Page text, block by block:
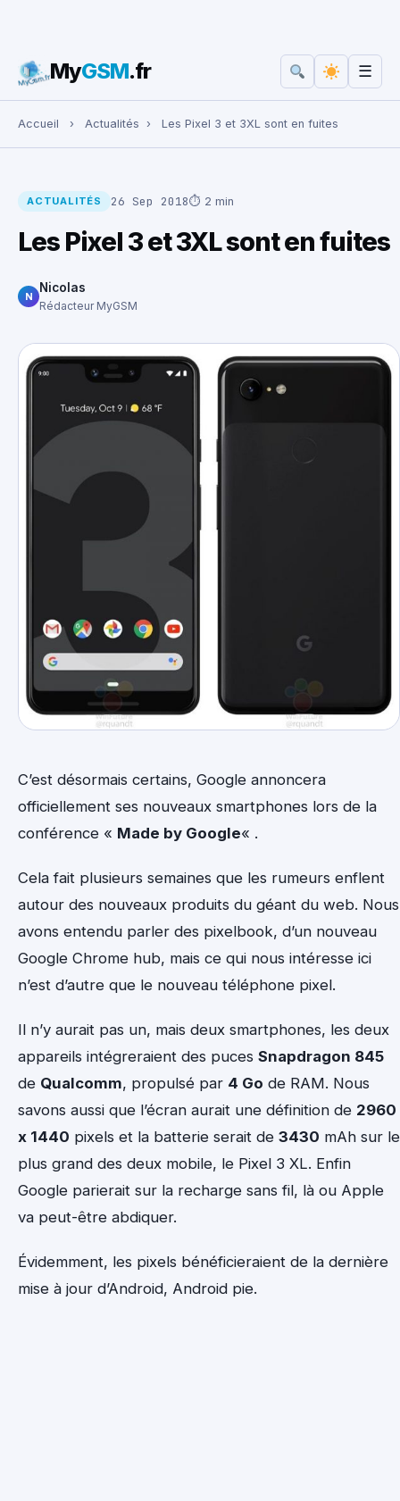
Rechercher :
MyGSM.fr ☰
Accueil › Actualités › Les Pixel 3 et 3XL sont en fuites
ACTUALITÉS 26 Sep 2018⏱ 2 min
Les Pixel 3 et 3XL sont en fuites
N
Nicolas
Rédacteur MyGSM
C’est désormais certains, Google annoncera
officiellement ses nouveaux smartphones lors de la
conférence « Made by Google« .
Cela fait plusieurs semaines que les rumeurs enflent
autour des nouveaux produits du géant du web. Nous
avons entendu parler des pixelbook, d’un nouveau
Google Chrome hub, mais ce qui nous intéresse ici
n’est d’autre que le nouveau téléphone pixel.
Il n’y aurait pas un, mais deux smartphones, les deux
appareils intégreraient des puces Snapdragon 845
de Qualcomm, propulsé par 4 Go de RAM. Nous
savons aussi que l’écran aurait une définition de 2960
x 1440 pixels et la batterie serait de 3430 mAh sur le
plus grand des deux mobile, le Pixel 3 XL. Enfin
Google parierait sur la recharge sans fil, là ou Apple
va peut-être abdiquer.
Évidemment, les pixels bénéficieraient de la dernière
mise à jour d’Android, Android pie.